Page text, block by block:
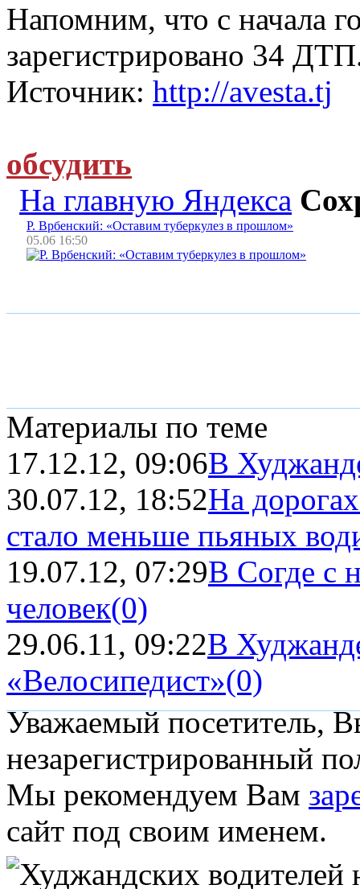
Напомним, что с начала
зарегистрировано 34
Источник: http://avesta.tj
обсудить
На главную Яндекса
Р. Врбенский: «Оставим туберкулез в прошлом»
05.06 16:50
Материалы по теме
17.12.12, 09:06В
30.07.12, 18:52На
стало меньше пьяных
19.07.12, 07:29В Согде с
человек(0)
29.06.11, 09:22В
«Велосипедист»(0)
Уважаемый посетитель,
незарегистрированный
Мы рекомендуем Вам
сайт под своим именем.